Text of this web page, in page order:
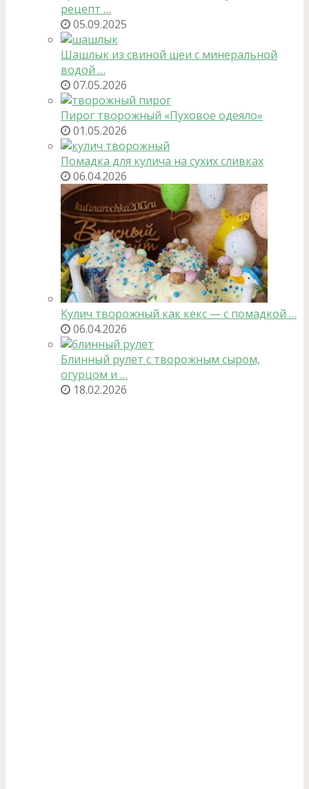
рецепт …
05.09.2025
Шашлык из свиной шеи с минеральной
водой …
07.05.2026
Пирог творожный «Пуховое одеяло»
01.05.2026
Помадка для кулича на сухих сливках
06.04.2026
Кулич творожный как кекс — с помадкой …
06.04.2026
Блинный рулет с творожным сыром,
огурцом и …
18.02.2026